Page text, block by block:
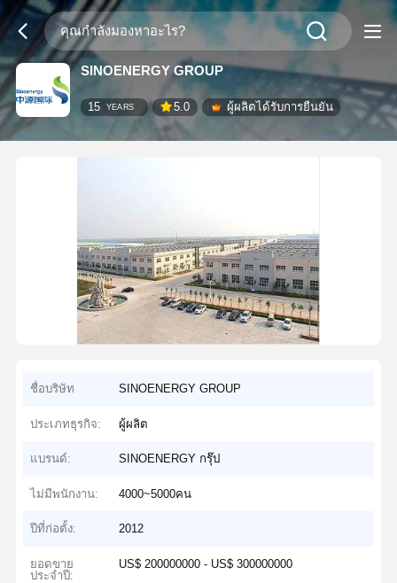
SINOENERGY GROUP
15 YEARS 5.0 ผู้ผลิตได้รับการยืนยัน
ชื่อบริษัท SINOENERGY GROUP
ประเภทธุรกิจ: ผู้ผลิต
แบรนด์: SINOENERGY กรุ๊ป
ไม่มีพนักงาน: 4000~5000คน
ปีที่ก่อตั้ง: 2012
ยอดขาย
ประจำปี:
US$ 200000000 - US$ 300000000